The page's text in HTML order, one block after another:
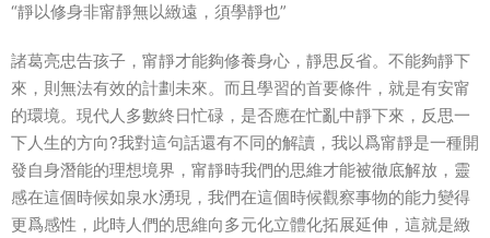
“靜以修身非甯靜無以緻遠，須學靜也”
諸葛亮忠告孩子，甯靜才能夠修養身心，靜思反省。不能夠靜下
來，則無法有效的計劃未來。而且學習的首要條件，就是有安甯
的環境。現代人多數終日忙碌，是否應在忙亂中靜下來，反思一
下人生的方向?我對這句話還有不同的解讀，我以爲甯靜是一種開
發自身潛能的理想境界，甯靜時我們的思維才能被徹底解放，靈
感在這個時候如泉水湧現，我們在這個時候觀察事物的能力變得
更爲感性，此時人們的思維向多元化立體化拓展延伸，這就是緻